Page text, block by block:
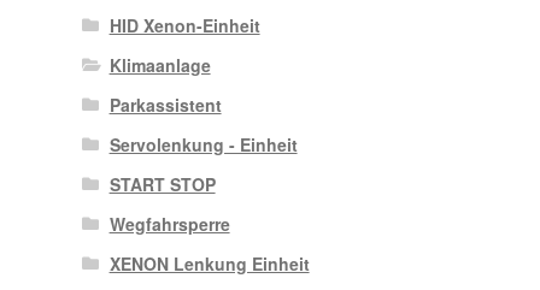
HID Xenon-Einheit
Klimaanlage
Parkassistent
Servolenkung - Einheit
START STOP
Wegfahrsperre
XENON Lenkung Einheit